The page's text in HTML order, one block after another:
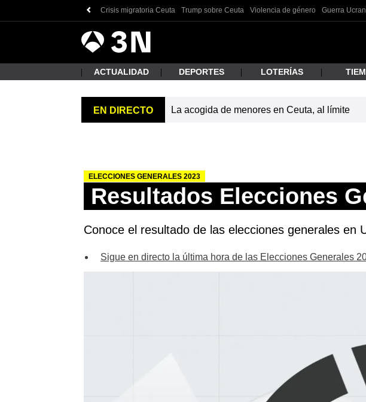
Crisis migratoria Ceuta Trump sobre Ceuta Violencia de género Guerra
3
Noticias
Buscar
ACTUALIDAD DEPORTES LOTERÍAS
EN DIRECTO La acogida de menores en Ceuta, al límite
ELECCIONES GENERALES 2023
Resultados Elecciones
Conoce el resultado de las elecciones generales en
Sigue en directo la última hora de las Elecciones Generales